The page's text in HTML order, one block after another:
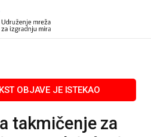
takmičenje za